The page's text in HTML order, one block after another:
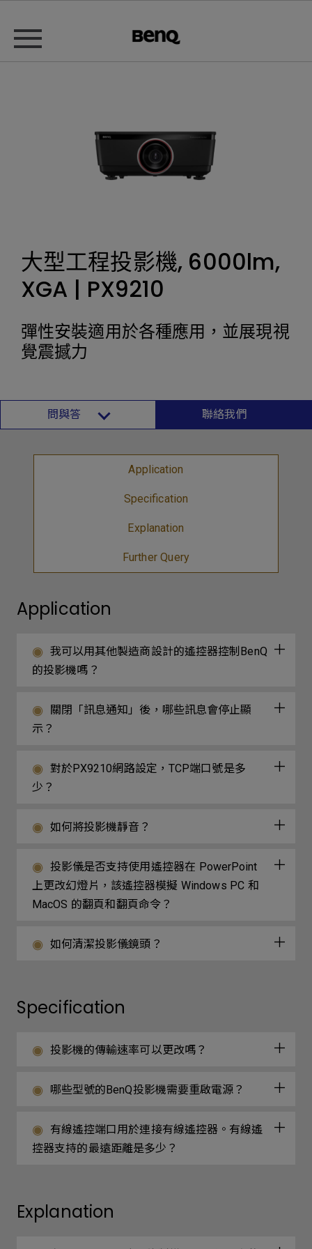
大型工程投影機, 6000lm,
XGA | PX9210
彈性安裝適用於各種應用，並展現視
覺震撼力
問與答 聯絡我們
Application
Specification
Explanation
Further Query
Application
我可以用其他製造商設計的遙控器控制BenQ
的投影機嗎？
關閉「訊息通知」後，哪些訊息會停止顯
示？
對於PX9210網路設定，TCP端口號是多
少？
如何將投影機靜音？
投影儀是否支持使用遙控器在 PowerPoint
上更改幻燈片，該遙控器模擬 Windows PC 和
MacOS 的翻頁和翻頁命令？
如何清潔投影儀鏡頭？
Specification
投影機的傳輸速率可以更改嗎？
哪些型號的BenQ投影機需要重啟電源？
有線遙控端口用於連接有線遙控器。有線遙
控器支持的最遠距離是多少？
Explanation